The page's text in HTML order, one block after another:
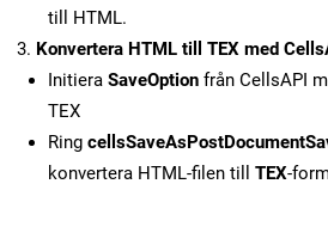
till HTML.
Konvertera HTML till TEX med
Initiera SaveOption från CellsAPI
TEX
Ring
konvertera HTML-filen till TEX-